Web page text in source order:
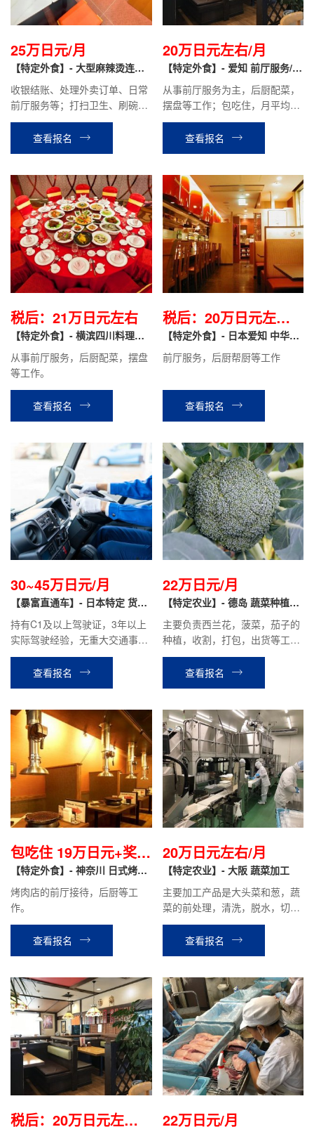
25万日元/月
【特定外食】- 大型麻辣烫连锁
收银结账、处理外卖订单、日常
前厅服务等；打扫卫生、刷碗、
洗菜、备菜、煮锅、备料等
查看报名
20万日元左右/月
【特定外食】- 爱知 前厅服务/后
从事前厅服务为主，后厨配菜，
摆盘等工作；包吃住，月平均到
手工资约20万日元，有涨薪！
查看报名
税后：21万日元左右
【特定外食】- 横滨四川料理店
从事前厅服务，后厨配菜，摆盘
等工作。
查看报名
税后：20万日元左右/
月
【特定外食】- 日本爱知 中华料
前厅服务，后厨帮厨等工作
查看报名
30~45万日元/月
【暴富直通车】- 日本特定 货车
司机
持有C1及以上驾驶证，3年以上
实际驾驶经验，无重大交通事
故。月薪30~45万日元，每年有
涨薪，根据具体岗位和经验确
定。
查看报名
22万日元/月
【特定农业】- 德岛 蔬菜种植
（高薪+单人间宿舍）
主要负责西兰花，菠菜，茄子的
种植，收割，打包，出货等工
作。
查看报名
包吃住 19万日元+奖
金/月
【特定外食】- 神奈川 日式烤肉
店 前厅接待/后厨
烤肉店的前厅接待，后厨等工
作。
查看报名
20万日元左右/月
【特定农业】- 大阪 蔬菜加工
主要加工产品是大头菜和葱，蔬
菜的前处理，清洗，脱水，切好
的蔬菜装袋，包装，出货等工
查看报名
税后：20万日元左右/ 22万日元/月